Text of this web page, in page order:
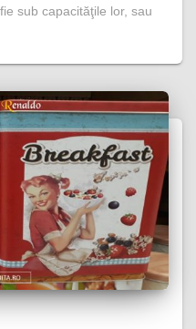
sub capacităţile lor, sau